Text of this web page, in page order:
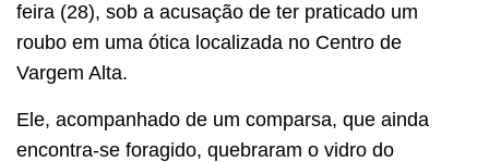
feira (28), sob a acusação de ter praticado um
roubo em uma ótica localizada no Centro de
Vargem Alta.
Ele, acompanhado de um comparsa, que ainda
encontra-se foragido, quebraram o vidro do